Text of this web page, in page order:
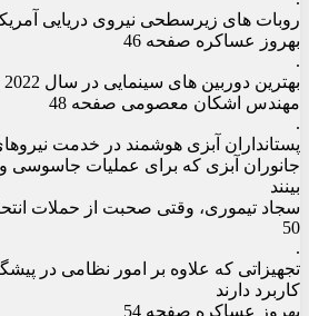
روبات های زیرسطحی نیروی دریایی
بهروز عساکره صفحه 46
.
بهترین دوربین های سینمایی در سال 2022
مهندس اشکان معصومی صفحه 48
.
پستانداران آبزی هوشمند در خدمت
جانوران آبزی که برای عملیات
بینند
سجاد تیموری، وقتی صحبت از حملات
50
.
تجهیزاتی که علاوه بر امور نظامی در
کاربرد دارند
بهروز عساکره صفحه 54